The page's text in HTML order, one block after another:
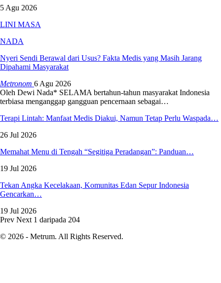
5 Agu 2026
LINI MASA
NADA
Nyeri Sendi Berawal dari Usus? Fakta Medis yang Masih Jarang
Dipahami Masyarakat
Metronom 6 Agu 2026
Oleh Dewi Nada* SELAMA bertahun-tahun masyarakat Indonesia
terbiasa menganggap gangguan pencernaan sebagai…
Terapi Lintah: Manfaat Medis Diakui, Namun Tetap Perlu Waspada…
26 Jul 2026
Memahat Menu di Tengah “Segitiga Peradangan”: Panduan…
19 Jul 2026
Tekan Angka Kecelakaan, Komunitas Edan Sepur Indonesia
Gencarkan…
19 Jul 2026
Prev Next 1 daripada 204
© 2026 - Metrum. All Rights Reserved.